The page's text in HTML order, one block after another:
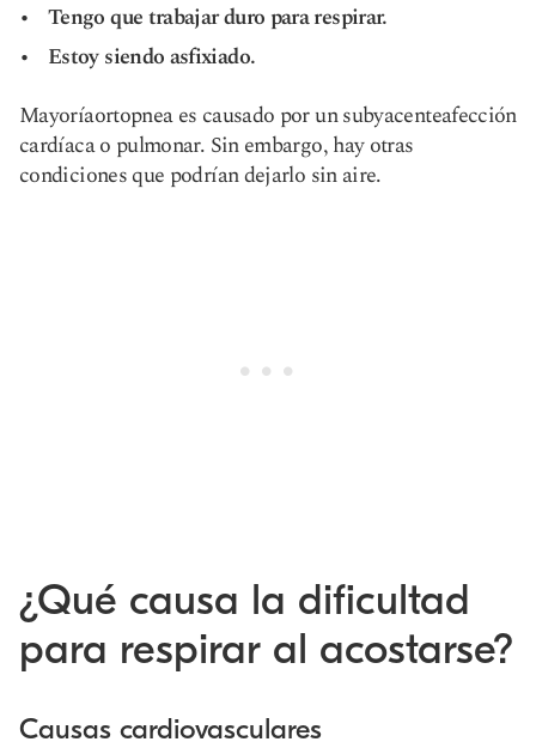
Tengo que trabajar duro para respirar.
Estoy siendo asfixiado.
Mayoríaortopneaes causado por un subyacenteafección
cardíaca o pulmonar. Sin embargo, hay otras
condiciones que podrían dejarlo sin aire.
¿Qué causa la dificultad
para respirar al acostarse?
Causas cardiovasculares